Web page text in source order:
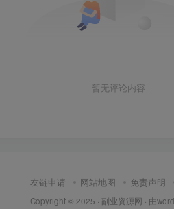
暂无评论内容
友链申请 网站地图 免责声明
Copyright © 2025 · 副业资源网 · 由